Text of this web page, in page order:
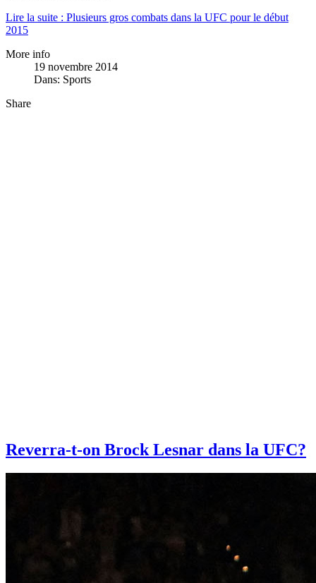
Lire la suite : Plusieurs gros combats dans la UFC pour le début
2015
More info
19 novembre 2014
Dans: Sports
Share
Reverra-t-on Brock Lesnar dans la UFC?